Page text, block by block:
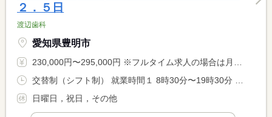
２．５日
渡辺歯科
愛知県豊明市
230,000円〜295,000円 ※フルタイム求人の場合は月額（換算額）、パート求人の場合は時間額を表示しています。
日曜日，祝日，その他